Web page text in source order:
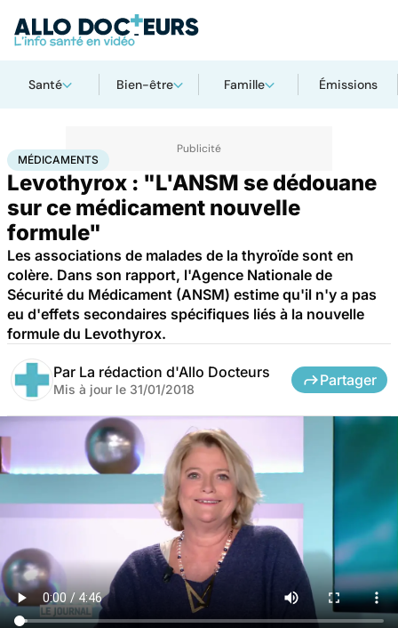
Santé Bien-être Famille Émissions
AccueilSantéMédicaments Médicaments
MÉDICAMENTS
Levothyrox : "L'ANSM se dédouane
sur ce médicament nouvelle
formule"
Les associations de malades de la thyroïde sont en
colère. Dans son rapport, l'Agence Nationale de
Sécurité du Médicament (ANSM) estime qu'il n'y a pas
eu d'effets secondaires spécifiques liés à la nouvelle
formule du Levothyrox.
Par La rédaction d'Allo Docteurs
Mis à jour le 31/01/2018
Partager